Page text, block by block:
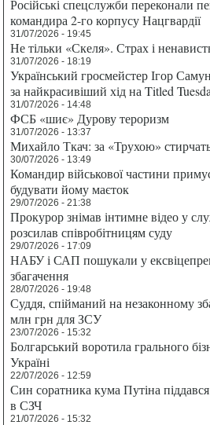
Російські спецслужби переконали
командира 2-го корпусу Нацгвардії
31/07/2026 - 19:45
Не тільки «Скеля». Страх і
31/07/2026 - 18:19
Український гросмейстер Ігор
за найкрасивіший хід на Titled
31/07/2026 - 14:48
ФСБ «шиє» Дурову тероризм
31/07/2026 - 13:37
Михайло Ткач: за «Трухою»
30/07/2026 - 13:49
Командир військової частини
будувати йому маєток
29/07/2026 - 21:38
Прокурор знімав інтимне відео у
розсилав співробітницям суду
29/07/2026 - 17:09
НАБУ і САП пошукали у
збагачення
28/07/2026 - 19:48
Суддя, спійманий на незаконному
млн грн для ЗСУ
23/07/2026 - 15:32
Болгарський воротила грального
Україні
22/07/2026 - 12:59
Син соратника кума Путіна
в СЗЧ
21/07/2026 - 15:32